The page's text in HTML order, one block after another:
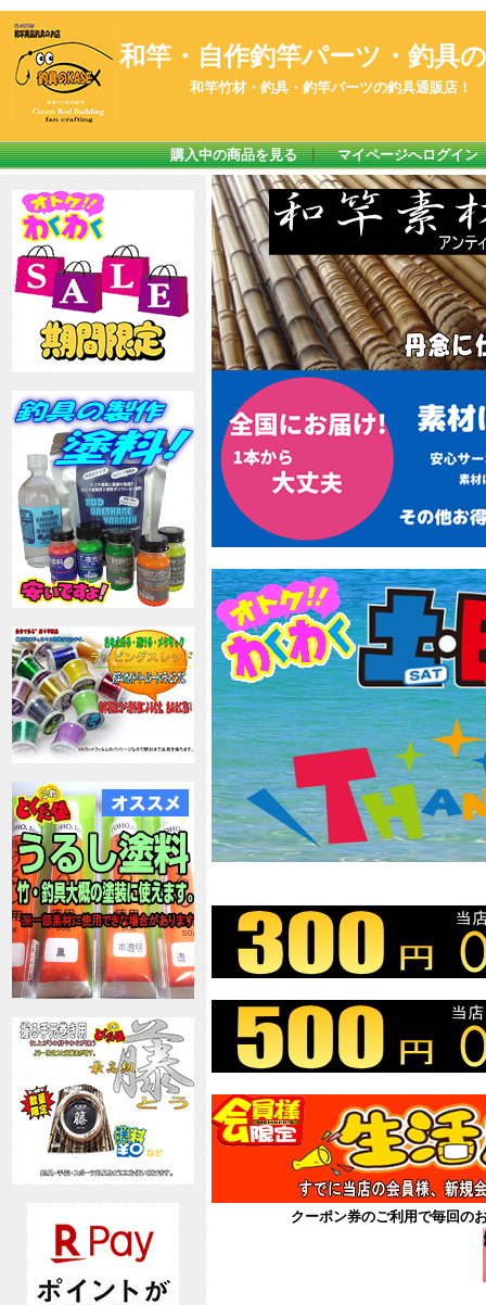
和竿・自作釣竿パーツ・釣具の
和竿竹材・釣具・釣竿パーツの釣具通販店！
購入中の商品を見る｜ マイページへログイン
クーポン券のご利用で毎回の